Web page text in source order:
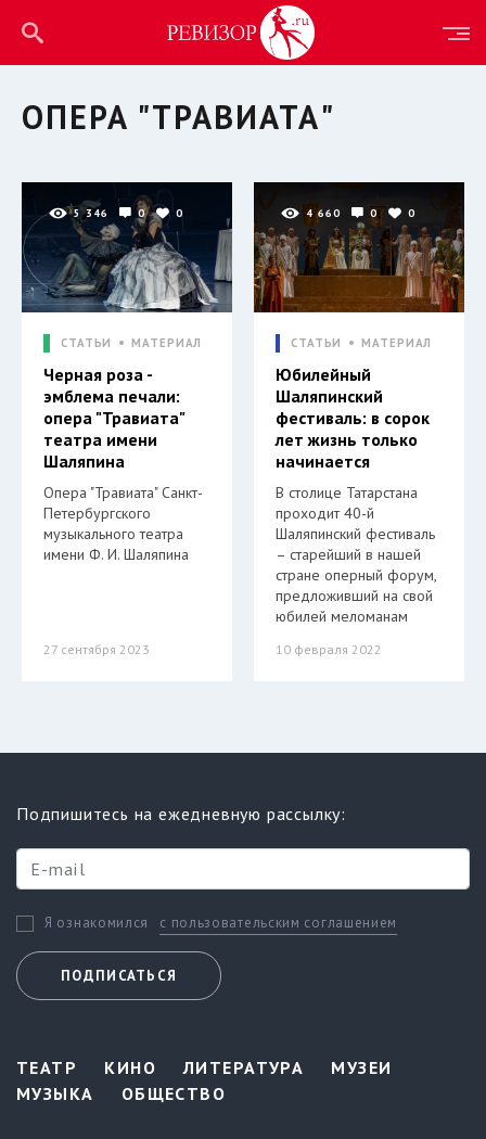
ОПЕРА "ТРАВИАТА"
5 346 0 0
СТАТЬИ МАТЕРИАЛ
Черная роза -
эмблема печали:
опера "Травиата"
театра имени
Шаляпина
Опера "Травиата" Санкт-
Петербургского
музыкального театра
имени Ф. И. Шаляпина
27 сентября 2023
4 660 0 0
СТАТЬИ МАТЕРИАЛ
Юбилейный
Шаляпинский
фестиваль: в сорок
лет жизнь только
начинается
В столице Татарстана
проходит 40-й
Шаляпинский фестиваль
– старейший в нашей
стране оперный форум,
предложивший на свой
юбилей меломанам
10 февраля 2022
Подпишитесь на ежедневную рассылку:
Я ознакомился с пользовательским соглашением
ПОДПИСАТЬСЯ
ТЕАТР КИНО ЛИТЕРАТУРА
МУЗЕИ
МУЗЫКА
ОБЩЕСТВО